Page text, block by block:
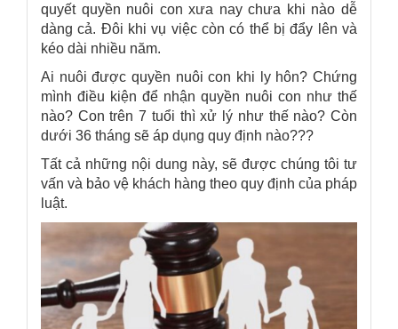
quyết quyền nuôi con xưa nay chưa khi nào dễ
dàng cả. Đôi khi vụ việc còn có thể bị đẩy lên và
kéo dài nhiều năm.
Ai nuôi được quyền nuôi con khi ly hôn? Chứng
mình điều kiện để nhận quyền nuôi con như thế
nào? Con trên 7 tuổi thì xử lý như thế nào? Còn
dưới 36 tháng sẽ áp dụng quy định nào???
Tất cả những nội dung này, sẽ được chúng tôi tư
vấn và bảo vệ khách hàng theo quy định của pháp
luật.